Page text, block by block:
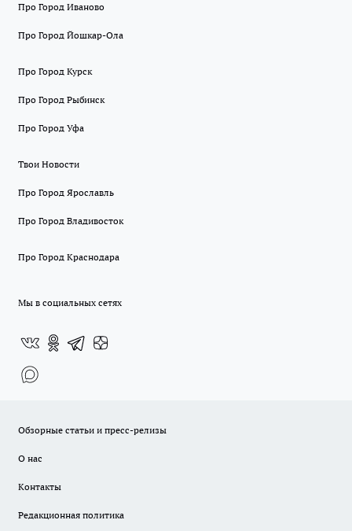
Про Город Иваново
Про Город Йошкар-Ола
Про Город Курск
Про Город Рыбинск
Про Город Уфа
Твои Новости
Про Город Ярославль
Про Город Владивосток
Про Город Краснодара
Мы в социальных сетях
Обзорные статьи и пресс-релизы
О нас
Контакты
Редакционная политика